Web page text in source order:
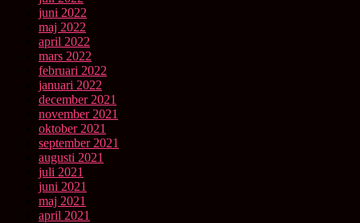
juni 2022
maj 2022
april 2022
mars 2022
februari 2022
januari 2022
december 2021
november 2021
oktober 2021
september 2021
augusti 2021
juli 2021
juni 2021
maj 2021
april 2021